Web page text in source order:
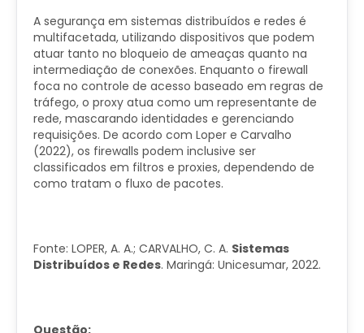
A segurança em sistemas distribuídos e redes é
multifacetada, utilizando dispositivos que podem
atuar tanto no bloqueio de ameaças quanto na
intermediação de conexões. Enquanto o firewall
foca no controle de acesso baseado em regras de
tráfego, o proxy atua como um representante de
rede, mascarando identidades e gerenciando
requisições. De acordo com Loper e Carvalho
(2022), os firewalls podem inclusive ser
classificados em filtros e proxies, dependendo de
como tratam o fluxo de pacotes.
Fonte: LOPER, A. A.; CARVALHO, C. A. Sistemas
Distribuídos e Redes. Maringá: Unicesumar, 2022​.
Questão: